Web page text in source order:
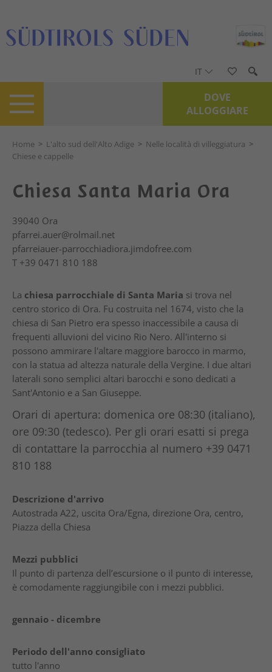
IT
DOVE
ALLOGGIARE
Home > L'alto sud dell'Alto Adige > Nelle località di villeggiatura >
Chiese e cappelle
Chiesa Santa Maria Ora
39040 Ora
pfarrei.auer@rolmail.net
pfarreiauer-parrocchiadiora.jimdofree.com
T +39 0471 810 188
La chiesa parrocchiale di Santa Maria si trova nel
centro storico di Ora. Fu costruita nel 1674, visto che la
chiesa di San Pietro era spesso inaccessibile a causa di
frequenti alluvioni del vicino Rio Nero. All'interno si
possono ammirare l'altare maggiore barocco in marmo,
con la statua ad altezza naturale della Vergine. I due altari
laterali sono semplici altari barocchi e sono dedicati a
Sant'Antonio e a San Giuseppe.
Orari di apertura: domenica ore 08:30 (italiano),
ore 09:30 (tedesco). Per gli orari esatti si prega
di contattare la parrocchia al numero +39 0471
810 188
Descrizione d'arrivo
Autostrada A22, uscita Ora/Egna, direzione Ora, centro,
Piazza della Chiesa
Mezzi pubblici
Il punto di partenza dell’escursione o il punto di interesse,
è comodamente raggiungibile con i mezzi pubblici.
gennaio - dicembre
Periodo dell'anno consigliato
tutto l'anno